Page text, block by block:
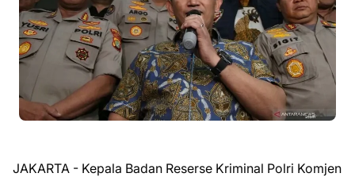
JAKARTA - Kepala Badan Reserse Kriminal Polri Komjen